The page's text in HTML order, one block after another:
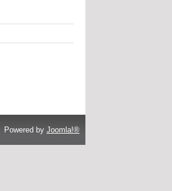
Powered by Joomla!®